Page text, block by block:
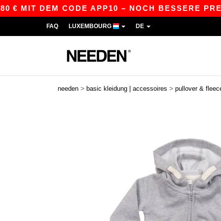
DEM CODE APP10 – NOCH BESSERE PREISE
FAQ LUXEMBOURG DE
needen > basic kleidung | accessoires > pullover &